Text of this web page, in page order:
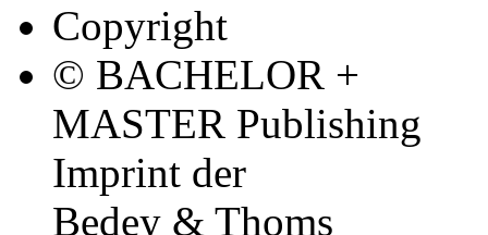
Copyright
© BACHELOR +
MASTER Publishing
Imprint der
Bedey & Thoms